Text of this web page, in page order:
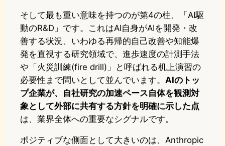
そして最も重い意味を持つのが第4の柱、「AI駆
動のR&D」です。これはAI自身がAIを開発・改
善する状況、いわゆる再帰的自己改善や知能爆
発を直視する研究領域で、進歩速度の計測手法
や「火災訓練(fire drill)」と呼ばれる机上演習の
必要性まで問いとして並んでいます。 AIのトッ
プ企業が、自社研究の加速ペース自体を観測対
象として外部に共有する方針を明確に示した点
は、業界全体への重要なシグナルです。
ポジティブな側面として大きいのは、Anthropic